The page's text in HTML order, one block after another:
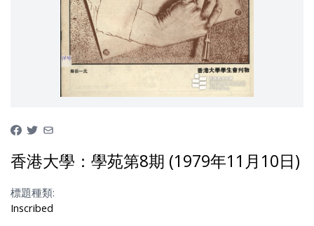
香港大學：學苑第8期 (1979年11月10日)
標題種類:
Inscribed